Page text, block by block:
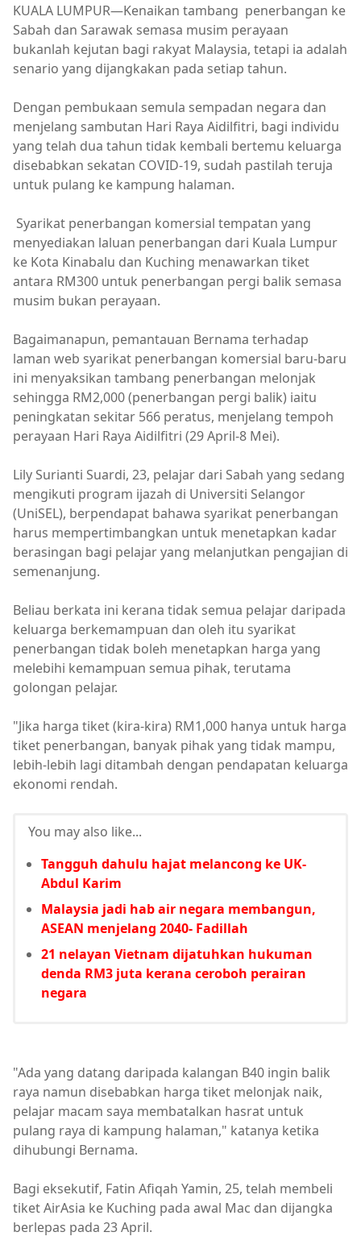
KUALA LUMPUR—Kenaikan tambang penerbangan ke
Sabah dan Sarawak semasa musim perayaan
bukanlah kejutan bagi rakyat Malaysia, tetapi ia adalah
senario yang dijangkakan pada setiap tahun.
Dengan pembukaan semula sempadan negara dan
menjelang sambutan Hari Raya Aidilfitri, bagi individu
yang telah dua tahun tidak kembali bertemu keluarga
disebabkan sekatan COVID-19, sudah pastilah teruja
untuk pulang ke kampung halaman.
Syarikat penerbangan komersial tempatan yang
menyediakan laluan penerbangan dari Kuala Lumpur
ke Kota Kinabalu dan Kuching menawarkan tiket
antara RM300 untuk penerbangan pergi balik semasa
musim bukan perayaan.
Bagaimanapun, pemantauan Bernama terhadap
laman web syarikat penerbangan komersial baru-baru
ini menyaksikan tambang penerbangan melonjak
sehingga RM2,000 (penerbangan pergi balik) iaitu
peningkatan sekitar 566 peratus, menjelang tempoh
perayaan Hari Raya Aidilfitri (29 April-8 Mei).
Lily Surianti Suardi, 23, pelajar dari Sabah yang sedang
mengikuti program ijazah di Universiti Selangor
(UniSEL), berpendapat bahawa syarikat penerbangan
harus mempertimbangkan untuk menetapkan kadar
berasingan bagi pelajar yang melanjutkan pengajian di
semenanjung.
Beliau berkata ini kerana tidak semua pelajar daripada
keluarga berkemampuan dan oleh itu syarikat
penerbangan tidak boleh menetapkan harga yang
melebihi kemampuan semua pihak, terutama
golongan pelajar.
"Jika harga tiket (kira-kira) RM1,000 hanya untuk harga
tiket penerbangan, banyak pihak yang tidak mampu,
lebih-lebih lagi ditambah dengan pendapatan keluarga
ekonomi rendah.
You may also like...
Tangguh dahulu hajat melancong ke UK-
Abdul Karim
Malaysia jadi hab air negara membangun,
ASEAN menjelang 2040- Fadillah
21 nelayan Vietnam dijatuhkan hukuman
denda RM3 juta kerana ceroboh perairan
negara
"Ada yang datang daripada kalangan B40 ingin balik
raya namun disebabkan harga tiket melonjak naik,
pelajar macam saya membatalkan hasrat untuk
pulang raya di kampung halaman," katanya ketika
dihubungi Bernama.
Bagi eksekutif, Fatin Afiqah Yamin, 25, telah membeli
tiket AirAsia ke Kuching pada awal Mac dan dijangka
berlepas pada 23 April.